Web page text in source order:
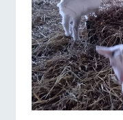
営業時
間・料金
交通アク
セス
よくいた
だく質問
団体のお
レス
ン
牧場の生産
知り尽くし
理人が腕を
い、ビュッ
スタイルで
生産品カタログ・資
English (Google
ネットショッ
動物とふれあう
牧場マップを見る